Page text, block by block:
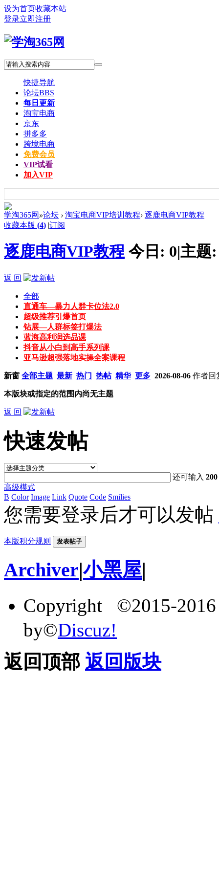
设为首页收藏本站
登录立即注册
快捷导航
论坛BBS
每日更新
淘宝电商
京东
拼多多
跨境电商
免费会员
VIP试看
加入VIP
学淘365网 »论坛 › 淘宝电商VIP培训教程› 逐鹿电商VIP教程
收藏本版 (4) |订阅
逐鹿电商VIP教程 今日: 0|主
返 回
全部
直通车—暴力人群卡位法2.0
超级推荐引爆首页
钻展—人群标签打爆法
蓝海高利润选品课
抖音从小白到高手系列课
亚马逊超强落地实操全案课程
新窗 全部主题 最新 热门 热帖 精华 更多 2026-08-06 作者回
本版块或指定的范围内尚无主题
返 回
快速发帖
还可输入200
高级模式
B Color Image Link Quote Code Smilies
您需要登录后才可以发帖
本版积分规则 发表帖子
Archiver|小黑屋|
Copyright ©2015-
by©Discuz!
返回顶部 返回版块